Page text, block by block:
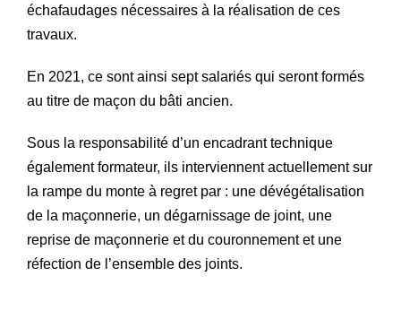
échafaudages nécessaires à la réalisation de ces
travaux.
En 2021, ce sont ainsi sept salariés qui seront formés
au titre de maçon du bâti ancien.
Sous la responsabilité d’un encadrant technique
également formateur, ils interviennent actuellement sur
la rampe du monte à regret par : une dévégétalisation
de la maçonnerie, un dégarnissage de joint, une
reprise de maçonnerie et du couronnement et une
réfection de l’ensemble des joints.